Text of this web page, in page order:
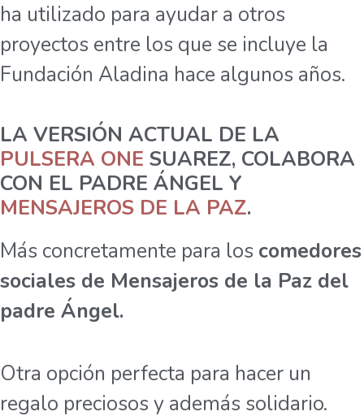
ha utilizado para ayudar a otros
proyectos entre los que se incluye la
Fundación Aladina hace algunos años.
LA VERSIÓN ACTUAL DE LA
PULSERA ONE SUAREZ, COLABORA
CON EL PADRE ÁNGEL Y
MENSAJEROS DE LA PAZ.
Más concretamente para los comedores
sociales de Mensajeros de la Paz del
padre Ángel.
Otra opción perfecta para hacer un
regalo preciosos y además solidario.